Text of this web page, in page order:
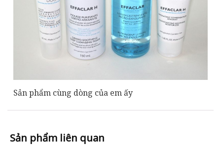
Sản phẩm cùng dòng của em ấy
Sản phẩm liên quan